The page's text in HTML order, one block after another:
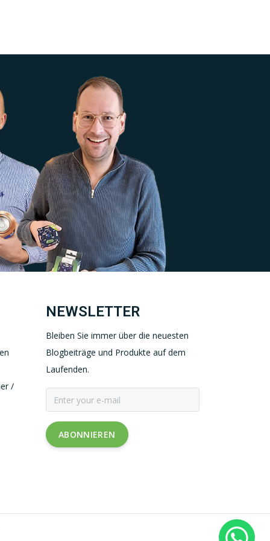
/
NEWSLETTER
Bleiben Sie immer über die neuesten
Blogbeiträge und Produkte auf dem
Laufenden.
ABONNIEREN